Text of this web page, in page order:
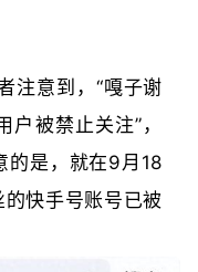
注意到，“嘎子谢
户被禁止关注”，
的是，就在9月18
的快手号账号已被